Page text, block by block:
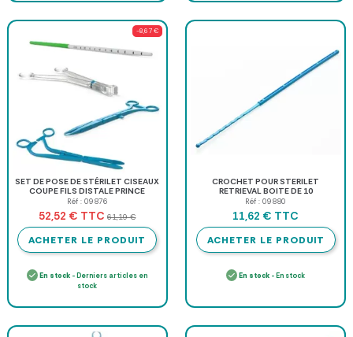
-8,67 €
SET DE POSE DE STÉRILET CISEAUX
COUPE FILS DISTALE PRINCE
MEDICAL - boîte de 10
Réf : 09876
52,52 € TTC 61,19 €
ACHETER LE PRODUIT
En stock - Derniers articles en
stock
CROCHET POUR STERILET
RETRIEVAL BOITE DE 10
Réf : 09880
11,62 € TTC
ACHETER LE PRODUIT
En stock - En stock